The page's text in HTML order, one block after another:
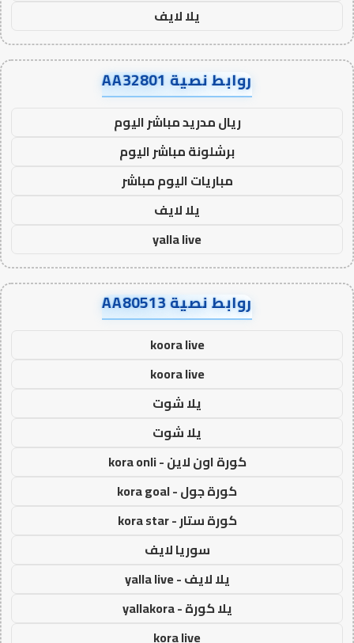
يلا لايف
روابط نصية AA32801
ريال مدريد مباشر اليوم
برشلونة مباشر اليوم
مباريات اليوم مباشر
يلا لايف
yalla live
روابط نصية AA80513
koora live
koora live
يلا شوت
يلا شوت
كورة اون لاين - kora onli
كورة جول - kora goal
كورة ستار - kora star
سوريا لايف
يلا لايف - yalla live
يلا كورة - yallakora
kora live